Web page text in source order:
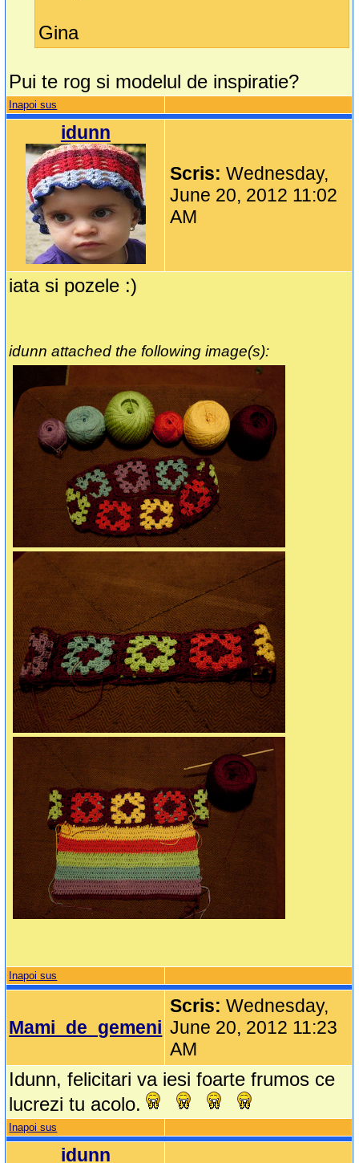
Gina
Pui te rog si modelul de inspiratie?
Inapoi sus
idunn
Scris:Wednesday,
June 20, 2012 11:02
AM
iata si pozele :)
idunn attached the following image(s):
Inapoi sus
Mami_de_gemeni
Scris:Wednesday,
June 20, 2012 11:23
AM
Idunn, felicitari va iesi foarte frumos ce
lucrezi tu acolo.
Inapoi sus
idunn